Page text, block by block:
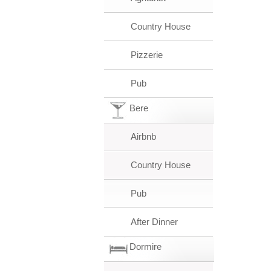
Country House
Pizzerie
Pub
Bere
Airbnb
Country House
Pub
After Dinner
Dormire